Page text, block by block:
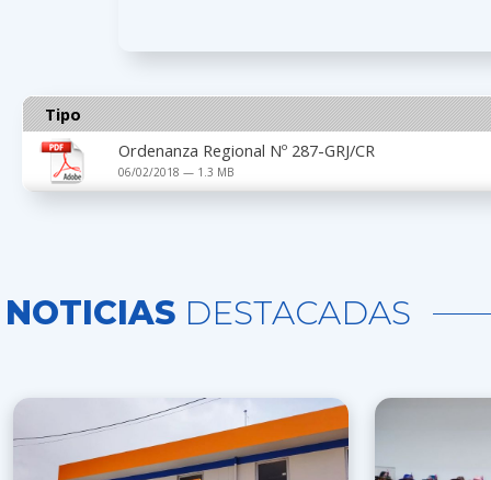
Tipo
Ordenanza Regional Nº 287-GRJ/CR
06/02/2018 — 1.3 MB
NOTICIAS DESTACADAS